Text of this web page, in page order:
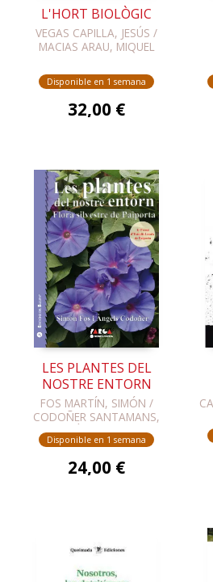
L'HORT BIOLÒGIC
VEGAS CAPILLA, JESÚS /
MACIAS ARAU, MIQUEL
Disponible en 1 semana
32,00 €
LES PLANTES DEL
NOSTRE ENTORN
FOS MARTÍN, SIMÓN /
CODOÑER SANTAMANS,
ÀNGELS
Disponible en 1 semana
24,00 €